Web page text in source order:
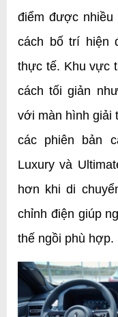
điểm được
cách bố trí hiện
thực tế. Khu vực
cách tối giản
với màn hình giải
các phiên bản
Luxury và
hơn khi di
chỉnh điện giúp
thế ngồi phù hợp.